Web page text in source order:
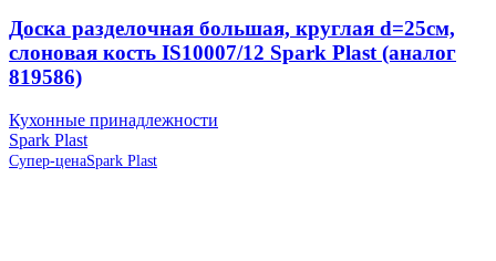
Доска разделочная большая, круглая d=25см,
слоновая кость IS10007/12 Spark Plast (аналог
819586)
Кухонные принадлежности
Spark Plast
Супер-ценаSpark Plast